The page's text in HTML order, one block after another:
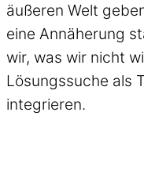
äußeren Welt
eine Annäherung
wir, was wir nicht
Lösungssuche als
integrieren.